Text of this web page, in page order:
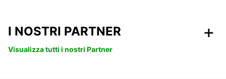
I NOSTRI PARTNER
Visualizza tutti i nostri Partner